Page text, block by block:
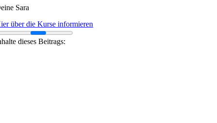
Sara
über die Kurse informieren
dieses Beitrags: